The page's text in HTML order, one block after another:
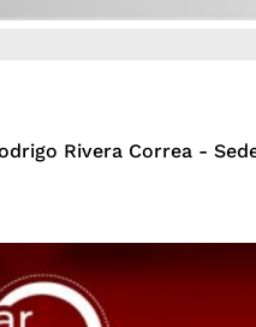
Rivera Correa -